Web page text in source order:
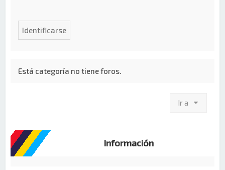
Está categoría no tiene foros.
Ir a
Información